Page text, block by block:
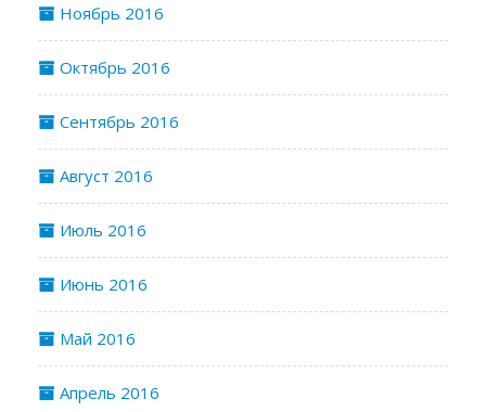
Ноябрь 2016
Октябрь 2016
Сентябрь 2016
Август 2016
Июль 2016
Июнь 2016
Май 2016
Апрель 2016